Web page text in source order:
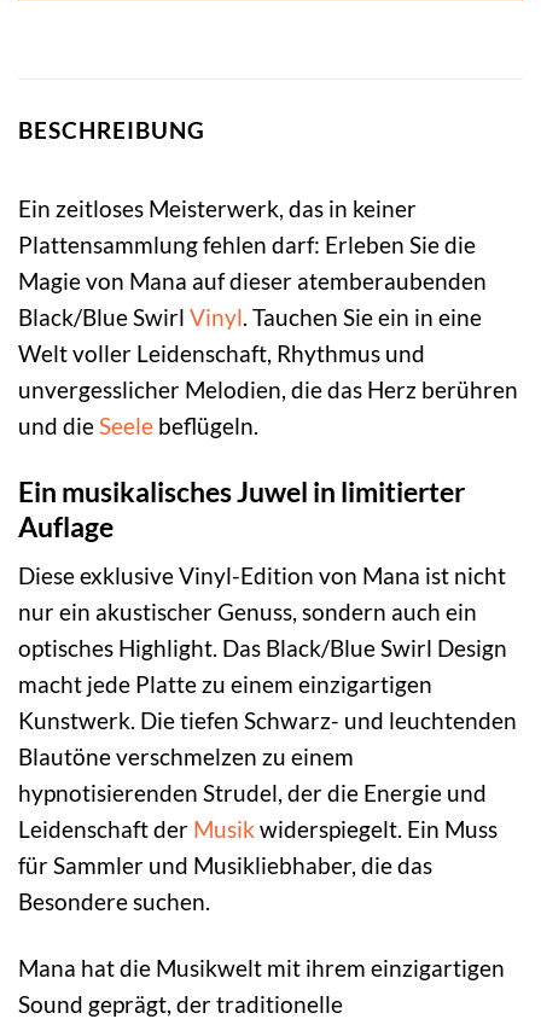
BESCHREIBUNG
Ein zeitloses Meisterwerk, das in keiner
Plattensammlung fehlen darf: Erleben Sie die
Magie von Mana auf dieser atemberaubenden
Black/Blue Swirl Vinyl . Tauchen Sie ein in eine
Welt voller Leidenschaft, Rhythmus und
unvergesslicher Melodien, die das Herz berühren
und die Seele beflügeln.
Ein musikalisches Juwel in limitierter
Auflage
Diese exklusive Vinyl-Edition von Mana ist nicht
nur ein akustischer Genuss, sondern auch ein
optisches Highlight. Das Black/Blue Swirl Design
macht jede Platte zu einem einzigartigen
Kunstwerk. Die tiefen Schwarz- und leuchtenden
Blautöne verschmelzen zu einem
hypnotisierenden Strudel, der die Energie und
Leidenschaft der Musik widerspiegelt. Ein Muss
für Sammler und Musikliebhaber, die das
Besondere suchen.
Mana hat die Musikwelt mit ihrem einzigartigen
Sound geprägt, der traditionelle